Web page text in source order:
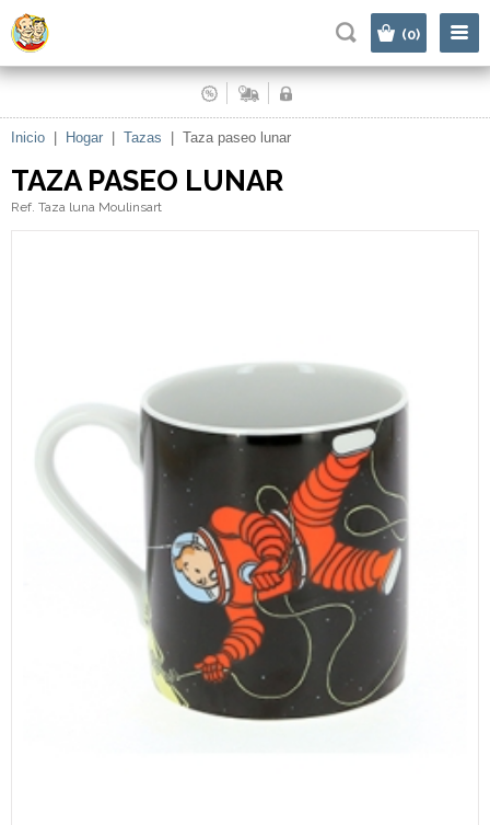
(0)
Inicio Hogar Tazas Taza paseo lunar
TAZA PASEO LUNAR
Ref. Taza luna Moulinsart